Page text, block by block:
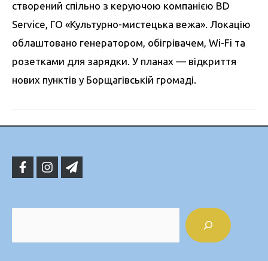
створений спільно з керуючою компанією BD
Service, ГО «Культурно-мистецька вежа». Локацію
облаштовано генератором, обігрівачем, Wi-Fi та
розетками для зарядки. У планах — відкриття
нових пунктів у Борщагівській громаді.